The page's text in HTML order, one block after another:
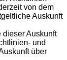
von dem
Auskunft
Auskunft
und
über